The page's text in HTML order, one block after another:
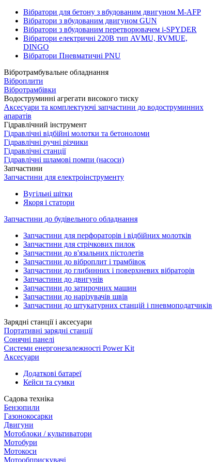
Вібратори для бетону з вбудованим двигуном M-AFP
Вібратори з вбудованим двигуном GUN
Вібратори з вбудованим перетворювачем i-SPYDER
Вібратори електричні 220B тип AVMU, RVMUE,
DINGO
Вібратори Пневматичні PNU
Вібротрамбувальне обладнання
Віброплити
Вібротрамбівки
Водоструминні агрегати високого тиску
Аксесуари та комплектуючі запчастини до водоструминних
апаратів
Гідравлічний інструмент
Гідравлічні відбійні молотки та бетоноломи
Гідравлічні ручні різчики
Гідравлічні станції
Гідравлічні шламові помпи (насоси)
Запчастини
Запчастини для електроінструменту
Вугільні щітки
Якоря і статори
Запчастини до будівельного обладнання
Запчастини для перфораторів і відбійних молотків
Запчастини для стрічкових пилок
Запчастини до в'язальних пістолетів
Запчастини до віброплит і трамбівок
Запчастини до глибинних і поверхневих вібраторів
Запчастини до двигунів
Запчастини до затирочних машин
Запчастини до нарізувачів швів
Запчастини до штукатурних станцій і пневмоподатчиків
Зарядні станції і аксесуари
Портативні зарядні станції
Сонячні панелі
Системи енергонезалежності Power Kit
Аксесуари
Додаткові батареї
Кейси та сумки
Садова техніка
Бензопили
Газонокосарки
Двигуни
Мотоблоки / культиватори
Мотобури
Мотокоси
Мотообприскувачі